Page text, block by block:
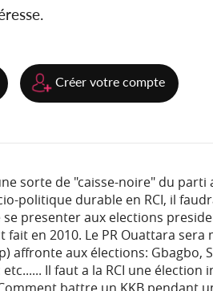
Créer votre compte
sorte de "caisse-noire" du
politique durable en RCI, il
presenter aux elections
fait en 2010. Le PR Ouattara
affronte aux élections: Gbagbo,
etc...... Il faut a la RCI une